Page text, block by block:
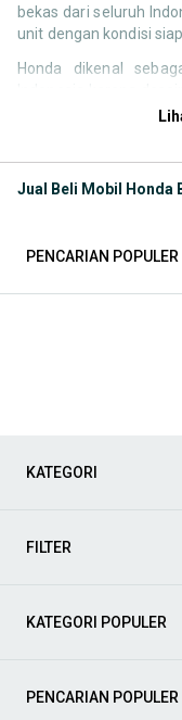
bekas dari seluruh
unit dengan kondisi
Honda dikenal
responsif, serta
Melalui halaman ini,
Model Mobil Bekas
Honda Jazz
:
Bagi yang mencari
premium
Honda City:
Jual Beli Mobil Honda
PENCARIAN POPULER
KATEGORI
FILTER
KATEGORI POPULER
PENCARIAN POPULER